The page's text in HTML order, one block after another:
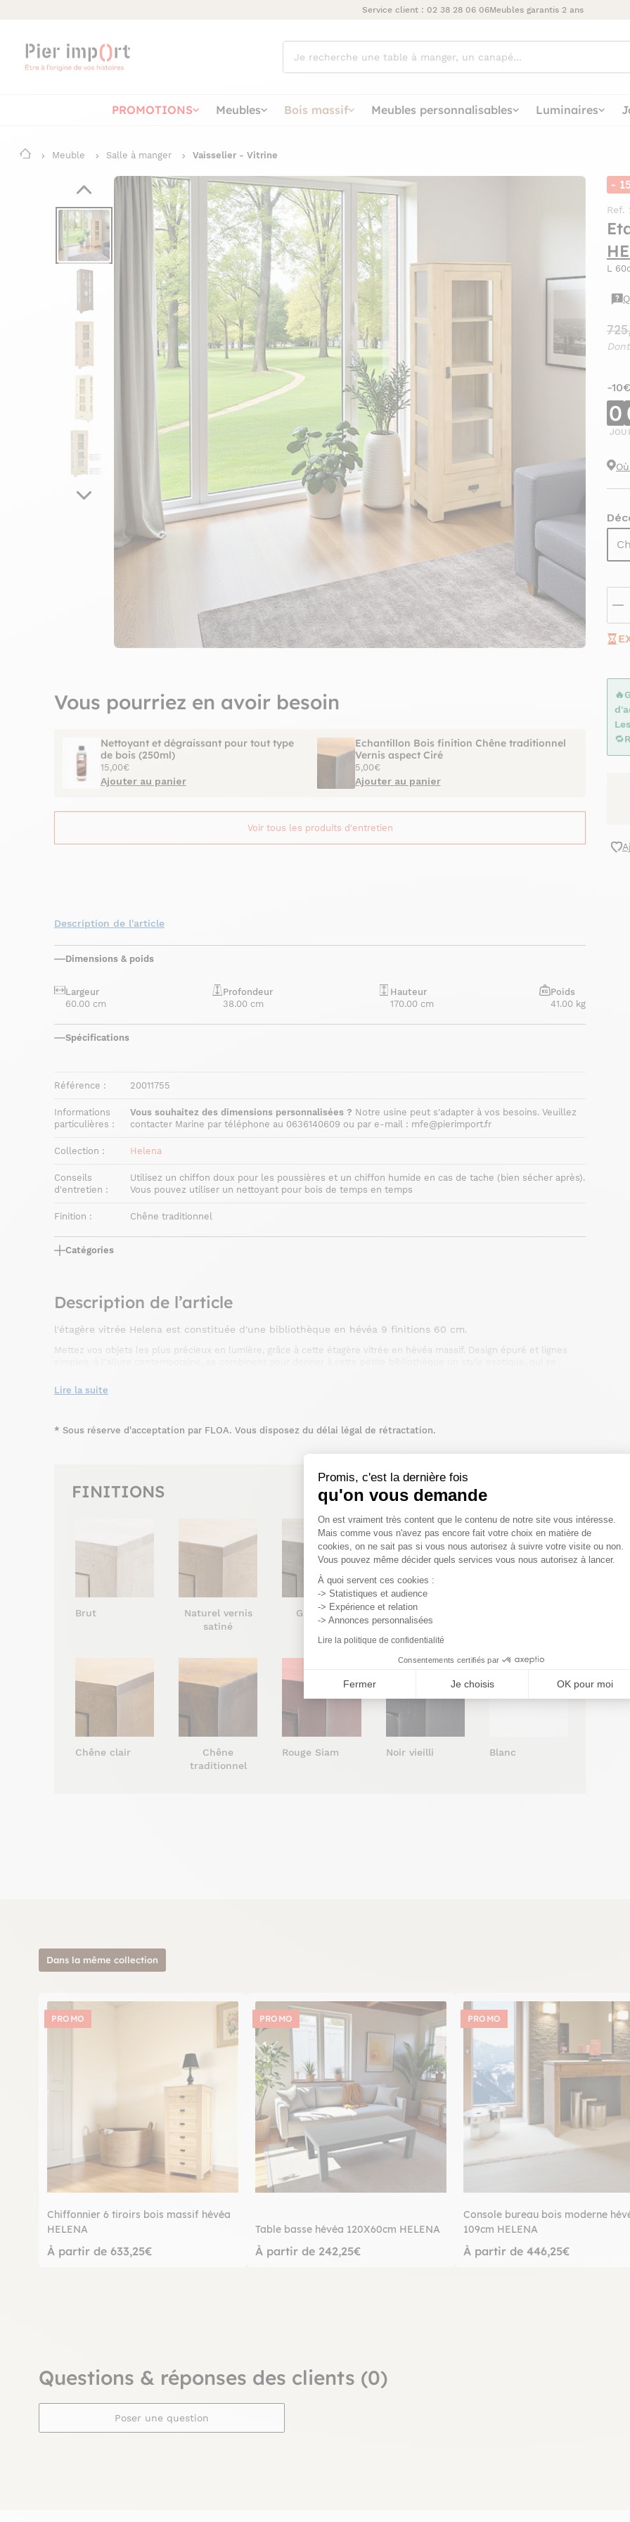
Promis, c'est la dernière fois
qu'on vous demande
Plateforme de Gestion du
On est vraiment très content que le contenu de notre site vous intéresse.
Mais comme vous n'avez pas encore fait votre choix en matière de
cookies, on ne sait pas si vous nous autorisez à suivre votre visite ou non.
Vous pouvez même décider quels services vous nous autorisez à lancer.
À quoi servent ces cookies :
-> Statistiques et audience
-> Expérience et relation
-> Annonces personnalisées
Lire la politique de confidentialité
Consentements certifiés par
Fermer Je choisis OK pour moi
Service client : 02 38 28 06 06Meubles garantis 2 ans
cherchez
vous ?
PROMOTIONS Meubles Bois massif Meubles personnalisables Luminaires
Meuble Salle à manger Vaisselier - Vitrine
-
Ref.
L
-
0
🔁
Vous pourriez en avoir besoin
Nettoyant et dégraissant pour tout type
de bois (250ml)
15,00€
Ajouter au panier
Echantillon Bois finition Chêne traditionnel
Vernis aspect Ciré
5,00€
Ajouter au panier
Voir tous les produits d'entretien
Description de l'article
Dimensions & poids
Largeur
60.00 cm
Profondeur
38.00 cm
Hauteur
170.00 cm
Poids
41.00 kg
Spécifications
Référence : 20011755
Informations
particulières :
Vous souhaitez des dimensions personnalisées ? Notre usine peut s'adapter à vos besoins. Veuillez
contacter Marine par téléphone au 0636140609 ou par e-mail : mfe@pierimport.fr
Collection : Helena
Conseils
d'entretien :
Utilisez un chiffon doux pour les poussières et un chiffon humide en cas de tache (bien sécher après).
Vous pouvez utiliser un nettoyant pour bois de temps en temps
Finition : Chêne traditionnel
Catégories
Description de l’article
l'étagère vitrée Helena est constituée d'une bibliothèque en hévéa 9 finitions 60 cm.
Mettez vos objets les plus précieux en lumière, grâce à cette étagère vitrée en hévéa massif. Design épuré et lignes
de qualité, pour toujours l'harmoniser avec votre décoration. Son style exotique trouvera sa place dans votre salon,
salle à manger et bureau.
Lire la suite
* Sous réserve d'acceptation par FLOA. Vous disposez du délai légal de rétractation.
FINITIONS
Brut
Naturel vernis
satiné
Gris vernis
satiné
Cendré vernis
satiné
Chêne clair
Chêne
traditionnel
Rouge Siam Noir vieilli Blanc
Dans la même collection
PROMO
Chiffonnier 6 tiroirs bois massif hévéa
HELENA
À partir de 633,25€
PROMO
Table basse hévéa 120X60cm HELENA
À partir de 242,25€
PROMO
Console bureau bois moderne
109cm HELENA
À partir de 446,25€
Questions & réponses des clients (0)
Poser une question